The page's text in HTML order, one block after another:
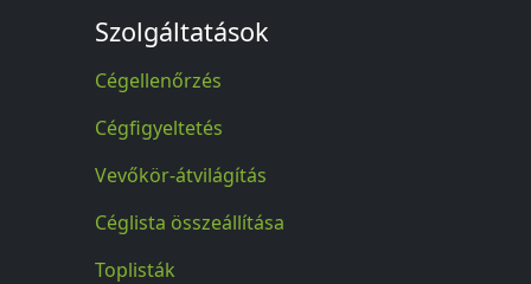
Szolgáltatások
Cégellenőrzés
Cégfigyeltetés
Vevőkör-átvilágítás
Céglista összeállítása
Toplisták